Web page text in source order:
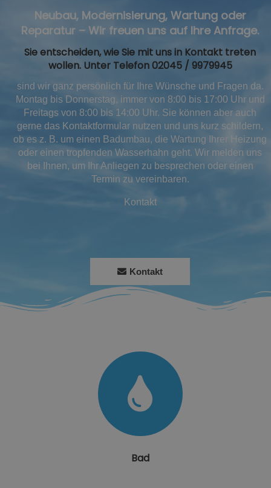
Neubau, Modernisierung, Wartungoder
Reparatur – Wir freuen uns auf Ihre Anfrage.
Sie entscheiden, wie Sie mit uns in Kontakt treten
wollen. Unter Telefon 02045 / 9979945
sind wir ganz persönlich für Ihre Wünsche und Fragen da.
Montag bis Donnerstag, immer von 8:00 bis 17:00 Uhr und
Freitags von 8:00 bis 14:00 Uhr. Sie können aber auch
gerne das Kontaktformular nutzen und uns kurz schildern,
ob es z. B. um einen Badumbau, die Wartung Ihrer Heizung
oder einen tropfenden Wasserhahn geht. Wir melden uns
bei Ihnen, um Ihr Anliegen zu besprechen oder einen
Termin zu vereinbaren.
Kontakt
Kontakt
Bad